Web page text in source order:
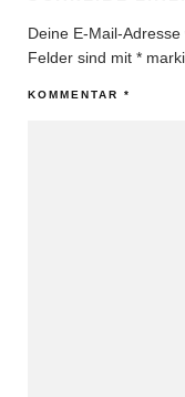
Deine E-Mail-
Felder sind mit *
KOMMENTAR *